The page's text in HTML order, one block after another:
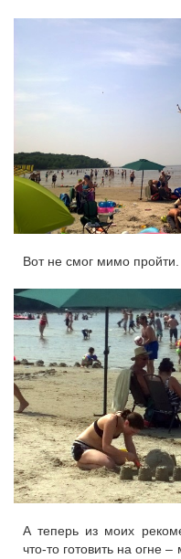
Вот не смог мимо
А теперь из моих
что-то готовить на огне